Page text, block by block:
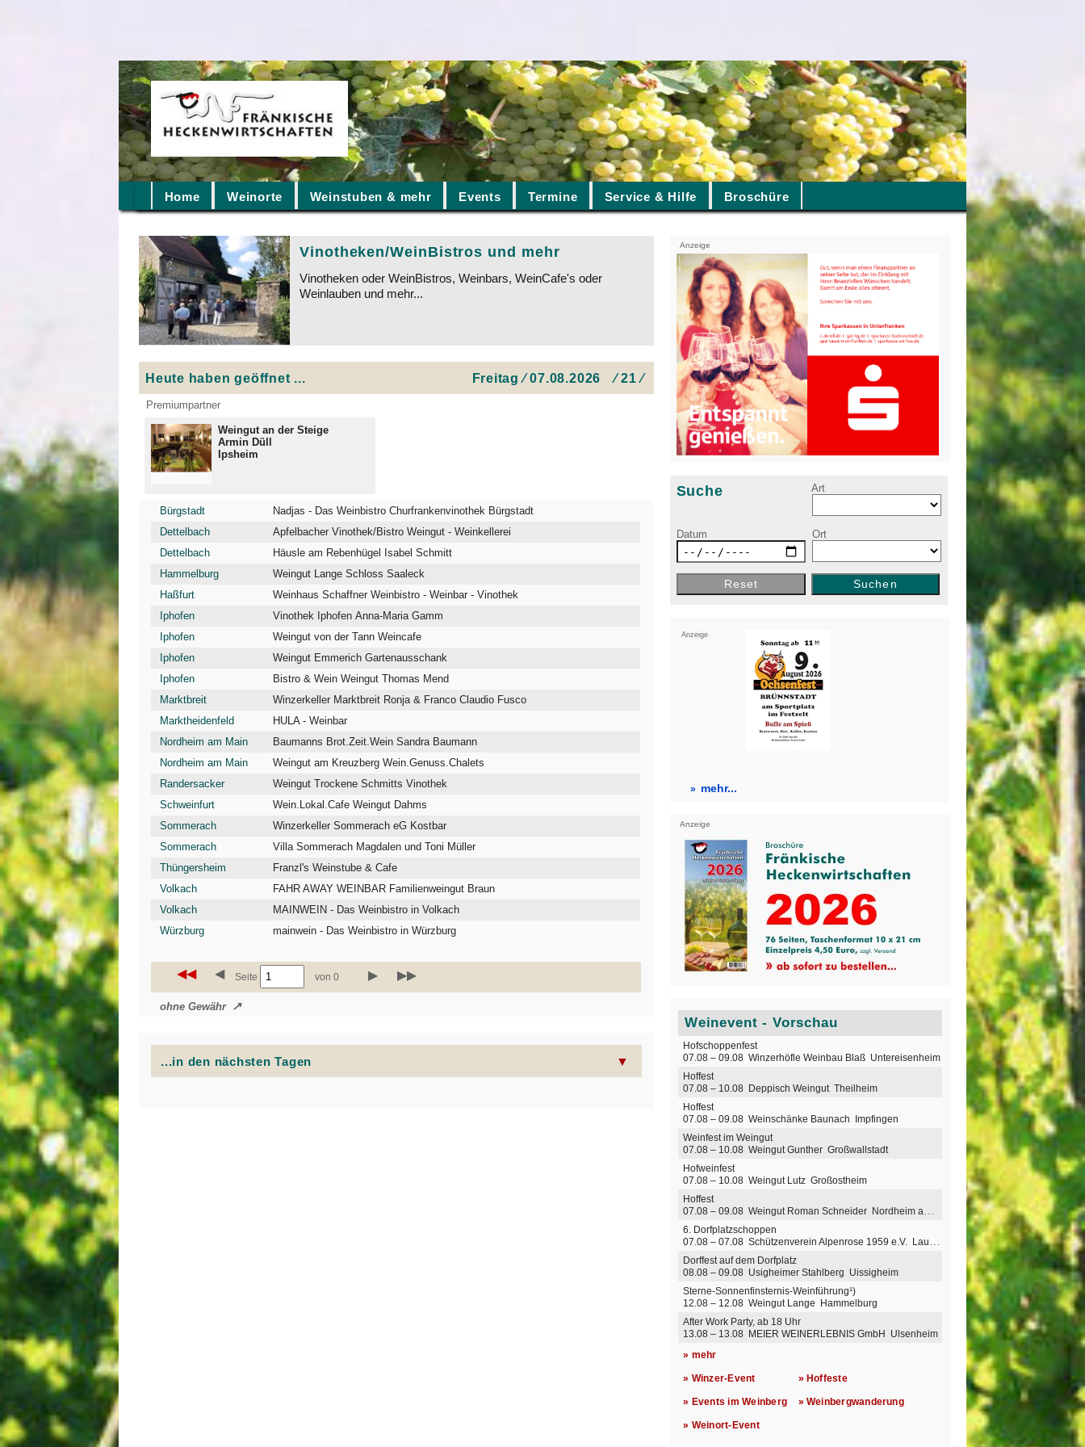
Home Weinorte Weinstuben & mehr Events Termine Service & Hilfe Broschüre
Vinotheken/WeinBistros und mehr
Vinotheken oder WeinBistros, Weinbars, WeinCafe's oder
Weinlauben und mehr...
Heute haben geöffnet ... Freitag ⁄ 07.08.2026 ⁄ 21 ⁄
Premiumpartner
Weingut an der Steige
Armin Düll
Ipsheim
◀◀ ◀ Seite von 0 ▶ ▶▶
ohne Gewähr
Bürgstadt
Nadjas - Das Weinbistro Churfrankenvinothek Bürgstadt
Dettelbach
Apfelbacher Vinothek/Bistro Weingut - Weinkellerei
Dettelbach
Häusle am Rebenhügel Isabel Schmitt
Hammelburg
Weingut Lange Schloss Saaleck
Haßfurt
Weinhaus Schaffner Weinbistro - Weinbar - Vinothek
Iphofen
Vinothek Iphofen Anna-Maria Gamm
Iphofen
Weingut von der Tann Weincafe
Iphofen
Weingut Emmerich Gartenausschank
Iphofen
Bistro & Wein Weingut Thomas Mend
Marktbreit
Winzerkeller Marktbreit Ronja & Franco Claudio Fusco
Marktheidenfeld
HULA - Weinbar
Nordheim am Main
Baumanns Brot.Zeit.Wein Sandra Baumann
Nordheim am Main
Weingut am Kreuzberg Wein.Genuss.Chalets
Randersacker
Weingut Trockene Schmitts Vinothek
Schweinfurt
Wein.Lokal.Cafe Weingut Dahms
Sommerach
Winzerkeller Sommerach eG Kostbar
Sommerach
Villa Sommerach Magdalen und Toni Müller
Thüngersheim
Franzl's Weinstube & Cafe
Volkach
FAHR AWAY WEINBAR Familienweingut Braun
Volkach
MAINWEIN - Das Weinbistro in Volkach
Würzburg
mainwein - Das Weinbistro in Würzburg
...in den nächsten Tagen ▼
Anzeige
Suche Art
Datum Ort
Reset Suchen
Anzeige
mehr...
Anzeige
Weinevent - Vorschau
» mehr
» Winzer-Event » Hoffeste
» Events im Weinberg » Weinbergwanderung
» Weinort-Event
Hofschoppenfest
07.08 – 09.08 Winzerhöfle Weinbau Blaß Untereisenheim
Hoffest
07.08 – 10.08 Deppisch Weingut Theilheim
Hoffest
07.08 – 09.08 Weinschänke Baunach Impfingen
Weinfest im Weingut
07.08 – 10.08 Weingut Gunther Großwallstadt
Hofweinfest
07.08 – 10.08 Weingut Lutz Großostheim
Hoffest
07.08 – 09.08 Weingut Roman Schneider Nordheim am Main
6. Dorfplatzschoppen
07.08 – 07.08 Schützenverein Alpenrose 1959 e.V. Laudenbach
Dorffest auf dem Dorfplatz
08.08 – 09.08 Usigheimer Stahlberg Uissigheim
Sterne-Sonnenfinsternis-Weinführung¹)
12.08 – 12.08 Weingut Lange Hammelburg
After Work Party, ab 18 Uhr
13.08 – 13.08 MEIER WEINERLEBNIS GmbH Ulsenheim